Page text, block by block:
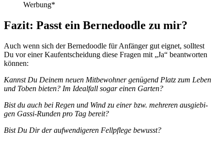
Wer­bung*
Fazit: Passt ein Ber­ne­dood­le zu mir?
Auch wenn sich der Ber­ne­dood­le für Anfän­ger gut eig­net, soll­test
Du vor einer Kauf­ent­schei­dung die­se Fra­gen mit „Ja“ beant­wor­ten
kön­nen:
Kannst Du Dei­nem neu­en Mit­be­woh­ner genü­gend Platz zum Leben
und Toben bie­ten? Im Ide­al­fall sogar einen Gar­ten?
Bist du auch bei Regen und Wind zu einer bzw. meh­re­ren aus­gie­bi­
gen Gas­si-Run­den pro Tag bereit?
Bist Du Dir der auf­wen­di­ge­ren Fell­pfle­ge bewusst?